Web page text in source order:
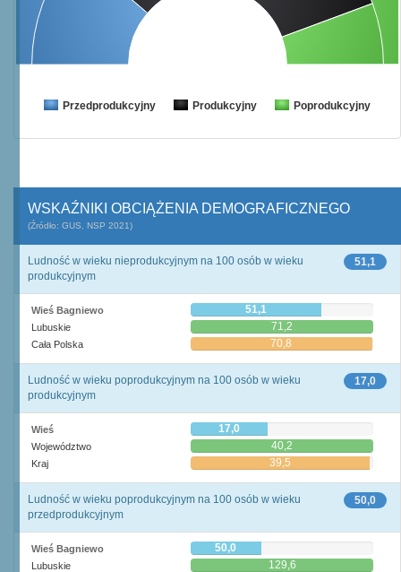
Przedprodukcyjny Produkcyjny Poprodukcyjny
WSKAŹNIKI OBCIĄŻENIA DEMOGRAFICZNEGO
(Źródło: GUS, NSP 2021)
51,1
Ludność w wieku nieprodukcyjnym na 100 osób w wieku
produkcyjnym
Wieś Bagniewo 51,1
Lubuskie 71,2
Cała Polska 70,8
17,0
Ludność w wieku poprodukcyjnym na 100 osób w wieku
produkcyjnym
Wieś 17,0
Województwo 40,2
Kraj 39,5
50,0
Ludność w wieku poprodukcyjnym na 100 osób w wieku
przedprodukcyjnym
Wieś Bagniewo 50,0
Lubuskie 129,6